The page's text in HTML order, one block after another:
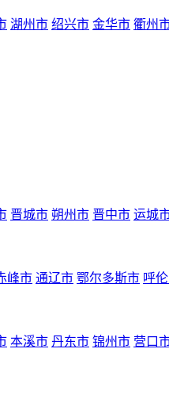
湖州市 绍兴市 金华市 衢州
晋城市 朔州市 晋中市 运城
峰市 通辽市 鄂尔多斯市 呼
本溪市 丹东市 锦州市 营口